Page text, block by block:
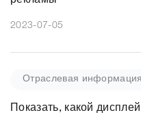
2023-07-05
Отраслевая информация
Показать, какой